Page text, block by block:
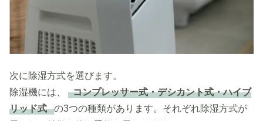
次に除湿方式を選びます。
除湿機には、
コンプレッサー式・デシカント式・ハイブ
リッド式 の3つの種類があります。それぞれ除湿方式が